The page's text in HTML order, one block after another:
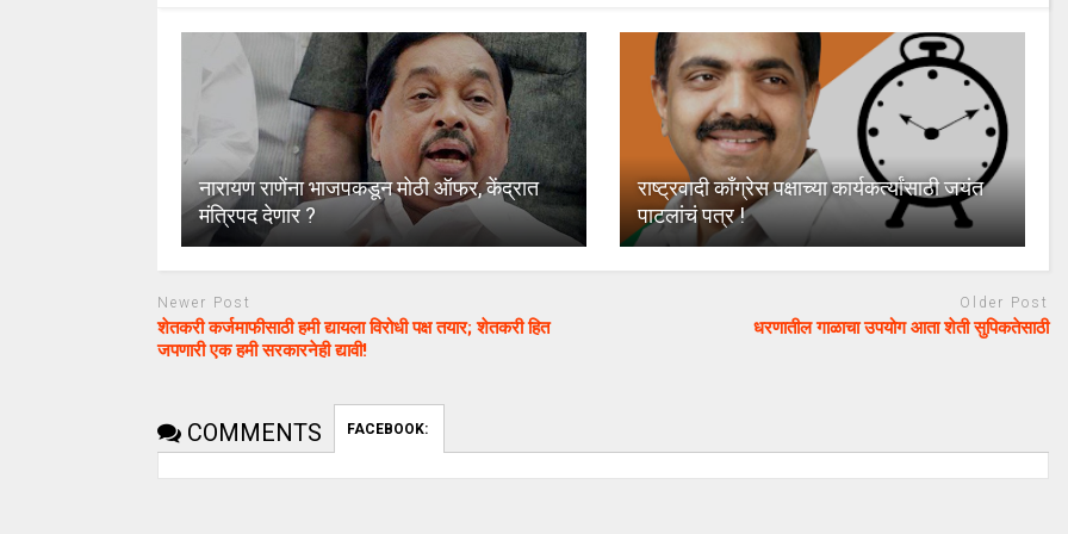
नारायण राणेंना भाजपकडून मोठी ऑफर, केंद्रात
मंत्रिपद देणार ?
राष्ट्रवादी काँग्रेस पक्षाच्या कार्यकर्त्यांसाठी जयंत
पाटलांचं पत्र !
Newer Post
शेतकरी कर्जमाफीसाठी हमी द्यायला विरोधी पक्ष तयार; शेतकरी हित
जपणारी एक हमी सरकारनेही द्यावी!
Older Post
धरणातील गाळाचा उपयोग आता शेती सुपिकतेसाठी
COMMENTS FACEBOOK:
धाराशिव : निवडणुकीच्या कामात
हलगर्जीपणा; कर्मचारी वर्गात खळबळ
मराठा आरक्षणाचा लढा उभा
केल्यानंतर आता मनोज जारांगे-पाटील
या समाजाच्या आरक्षणासाठी लढणार
केल्यानंतर आता मनोज जारांगे-पाटील
या समाजाच्या आरक्षणासाठी लढणार